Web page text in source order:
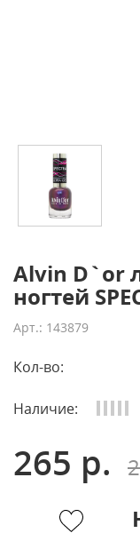
Alvin D`or
ногтей
Арт.: 143879
Кол-во:
Наличие:
265 р.